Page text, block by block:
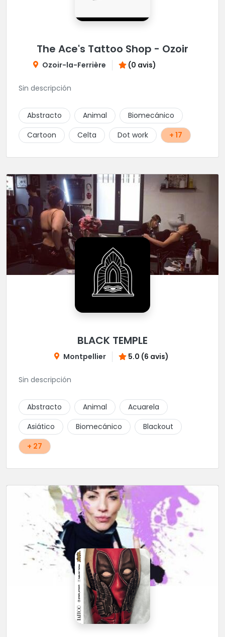
The Ace's Tattoo Shop - Ozoir
Ozoir-la-Ferrière (0 avis)
Sin descripción
Abstracto Animal
Biomecánico
Cartoon
Celta Dot work + 17
BLACK TEMPLE
Montpellier 5.0 (6 avis)
Sin descripción
Abstracto Animal
Acuarela
Asiático
Biomecánico
Blackout
+ 27